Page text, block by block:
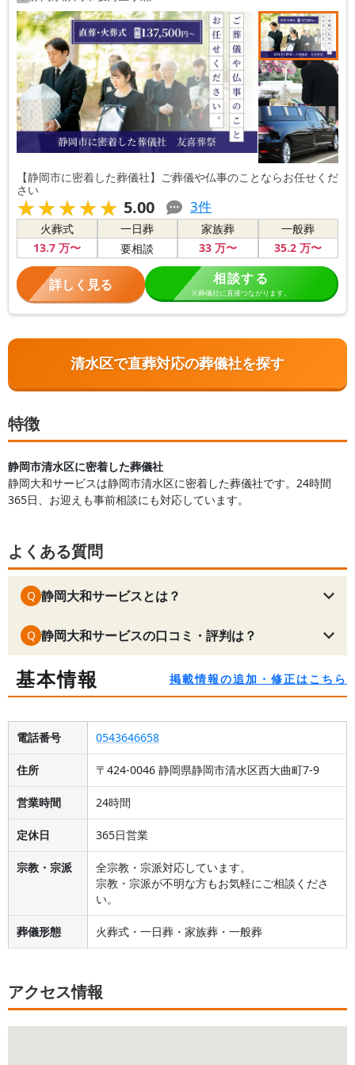
【静岡市に密着した葬儀社】ご葬儀や仏事のことならお任せくだ
さい
★★★★★
★★★★★ 5.00 3件
火葬式
13.7万〜
一日葬
要相談
家族葬
33万〜
一般葬
35.2 万〜
詳しく見る 相談する
※葬儀社に直接つながります。
清水区で直葬対応の葬儀社を探す
特徴
静岡市清水区に密着した葬儀社
静岡大和サービスは静岡市清水区に密着した葬儀社です。24時間
365日、お迎えも事前相談にも対応しています。
よくある質問
Q 静岡大和サービスとは？
Q 静岡大和サービスの口コミ・評判は？
基本情報 掲載情報の追加・修正はこちら
電話番号 0543646658
住所 〒424-0046 静岡県静岡市清水区西大曲町7-9
営業時間 24時間
定休日 365日営業
宗教・宗派
全宗教・宗派対応しています。
宗教・宗派が不明な方もお気軽にご相談くださ
い。
葬儀形態 火葬式・一日葬・家族葬・一般葬
アクセス情報